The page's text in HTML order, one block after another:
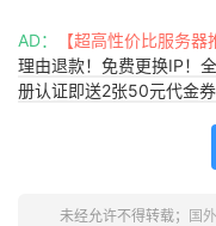
AD： 【超高性价比服务器
理由退款！免费更换IP！
册认证即送2张50元代金券
未经允许不得转载； 国